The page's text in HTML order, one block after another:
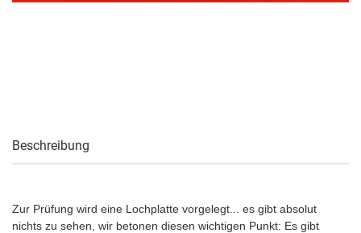
Beschreibung
Zur Prüfung wird eine Lochplatte vorgelegt... es gibt absolut
nichts zu sehen, wir betonen diesen wichtigen Punkt: Es gibt